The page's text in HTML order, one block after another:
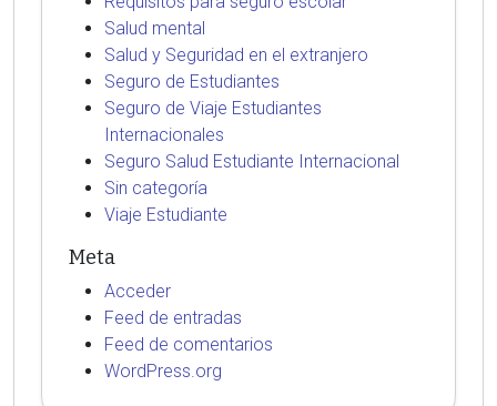
Salud mental
Salud y Seguridad en el extranjero
Seguro de Estudiantes
Seguro de Viaje Estudiantes
Internacionales
Seguro Salud Estudiante Internacional
Sin categoría
Viaje Estudiante
Meta
Acceder
Feed de entradas
Feed de comentarios
WordPress.org